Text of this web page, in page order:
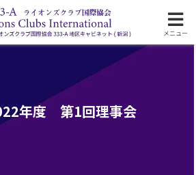
A地区の活動
年度 第1回理事会
メニュー